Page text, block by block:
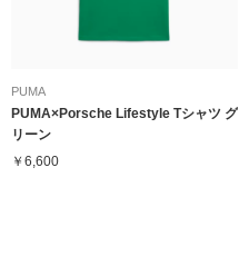
PUMA
PUMA×Porsche Lifestyle Tシャツ グ
リーン
￥6,600